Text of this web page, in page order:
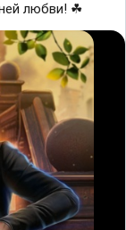
любви! ☘